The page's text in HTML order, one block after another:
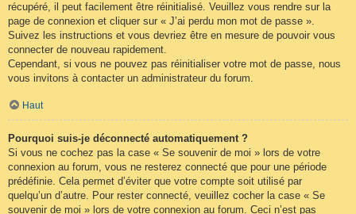
récupéré, il peut facilement être réinitialisé. Veuillez vous rendre sur la
page de connexion et cliquer sur « J’ai perdu mon mot de passe ».
Suivez les instructions et vous devriez être en mesure de pouvoir vous
connecter de nouveau rapidement.
Cependant, si vous ne pouvez pas réinitialiser votre mot de passe, nous
vous invitons à contacter un administrateur du forum.
Haut
Pourquoi suis-je déconnecté automatiquement ?
Si vous ne cochez pas la case « Se souvenir de moi » lors de votre
connexion au forum, vous ne resterez connecté que pour une période
prédéfinie. Cela permet d’éviter que votre compte soit utilisé par
quelqu’un d’autre. Pour rester connecté, veuillez cocher la case « Se
souvenir de moi » lors de votre connexion au forum. Ceci n’est pas